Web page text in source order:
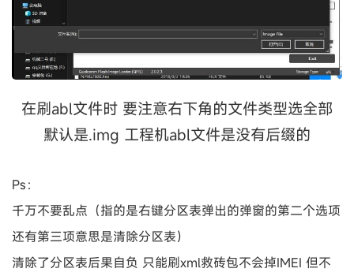
在刷abl文件时 要注意右下角的文件类型选全部
默认是.img 工程机abl文件是没有后缀的
Ps：
千万不要乱点（指的是右键分区表弹出的弹窗的第二个选项
还有第三项意思是清除分区表）
清除了分区表后果自负 只能刷xml救砖包不会掉IMEI 但不